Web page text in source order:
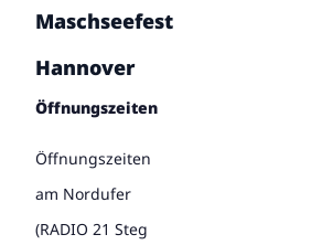
Maschseefest
Hannover
Öffnungszeiten
Öffnungszeiten
am Nordufer
(RADIO 21 Steg